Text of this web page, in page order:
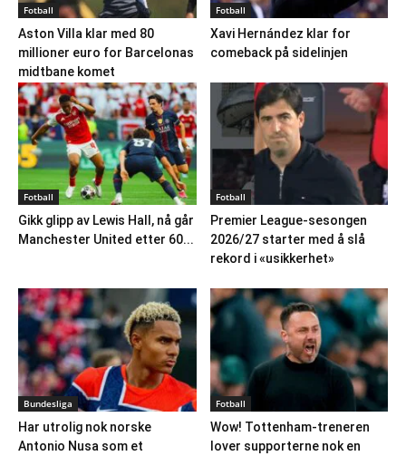
Fotball
Aston Villa klar med 80
millioner euro for Barcelonas
midtbane komet
Fotball
Xavi Hernández klar for
comeback på sidelinjen
Fotball
Gikk glipp av Lewis Hall, nå går
Manchester United etter 60...
Fotball
Premier League-sesongen
2026/27 starter med å slå
rekord i «usikkerhet»
Bundesliga
Har utrolig nok norske
Antonio Nusa som et
Fotball
Wow! Tottenham-treneren
lover supporterne nok en